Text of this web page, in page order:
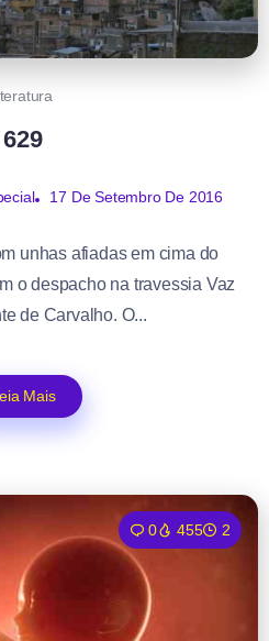
629
17 De Setembro De 2016
unhas afiadas em cima do
o despacho na travessia Vaz
de Carvalho. O...
Mais
0 455 2